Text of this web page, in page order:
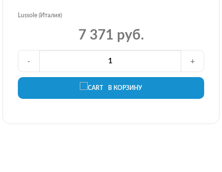
Lussole (Италия)
7 371 руб.
В КОРЗИНУ
- +